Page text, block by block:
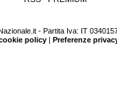
- Partita Iva: IT
policy| Preferenze